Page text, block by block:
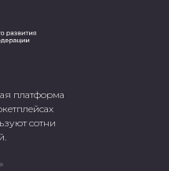
платформа
сотни